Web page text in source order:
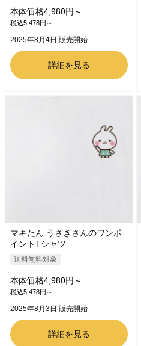
本体価格4,980円～
税込5,478円～
2025年8月4日 販売開始
詳細を見る
マキたん うさぎさんのワンポ
イントTシャツ
送料無料対象
本体価格4,980円～
税込5,478円～
2025年8月3日 販売開始
詳細を見る